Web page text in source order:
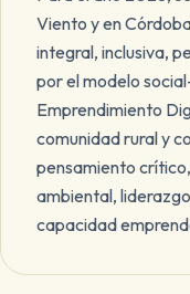
Viento y en
integral, inclusiva,
por el modelo
Emprendimiento
comunidad rural y
pensamiento
ambiental,
capacidad